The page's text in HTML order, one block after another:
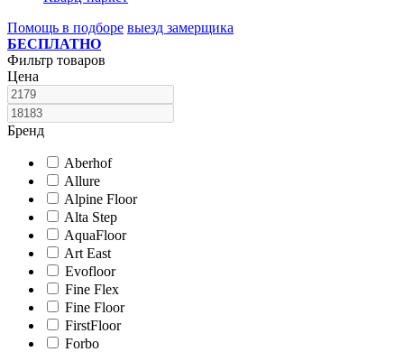
Помощь в подборе выезд замерщика
БЕСПЛАТНО
Фильтр товаров
Цена
Бренд
Aberhof
Allure
Alpine Floor
Alta Step
AquaFloor
Art East
Evofloor
Fine Flex
Fine Floor
FirstFloor
Forbo